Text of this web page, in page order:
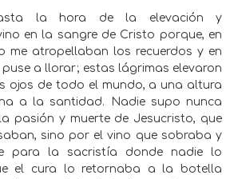
la hora de la elevación y
en la sangre de Cristo porque, en
me atropellaban los recuerdos y en
a llorar; estas lágrimas elevaron
ojos de todo el mundo, a una altura
a la santidad. Nadie supo nunca
pasión y muerte de Jesucristo, que
sino por el vino que sobraba y
para la sacristía donde nadie lo
el cura lo retornaba a la botella